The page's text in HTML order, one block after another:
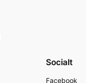
Socialt
Facebook